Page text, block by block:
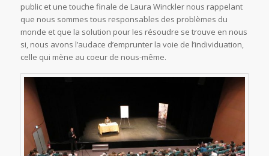
public et une touche finale de Laura Winckler nous rappelant
que nous sommes tous responsables des problèmes du
monde et que la solution pour les résoudre se trouve en nous
si, nous avons l’audace d’emprunter la voie de l’individuation,
celle qui mène au coeur de nous-même.